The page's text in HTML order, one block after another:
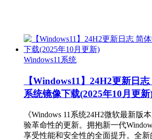
Windows11系统
【Windows11】24H2更新日
系统镜像下载(2025年10月更新
《Windows 11系统24H2微软最新版
验革命性的更新。拥抱新一代
享受性能和安全性的全面提升。全